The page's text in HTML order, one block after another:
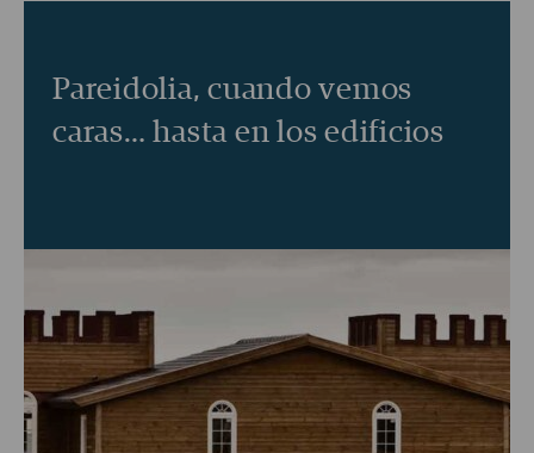
Pareidolia, cuando vemos
caras… hasta en los edificios